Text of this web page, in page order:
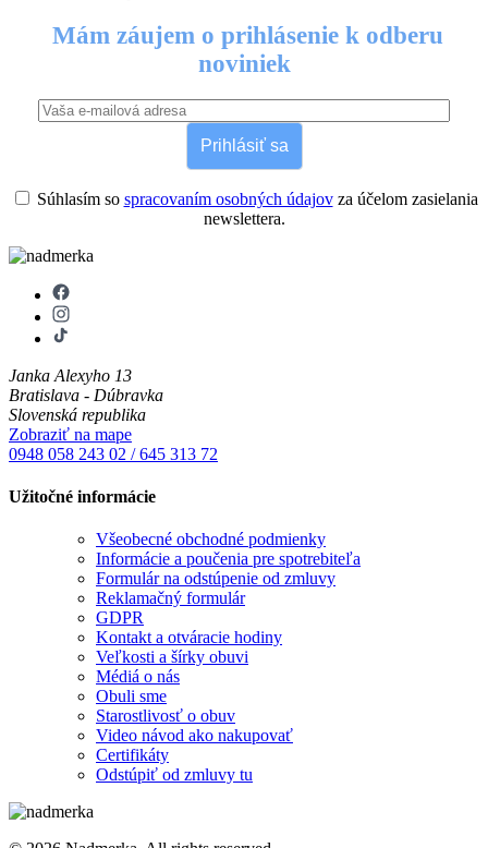
Mám záujem o prihlásenie k odberu
noviniek
Prihlásiť sa
Súhlasím so spracovaním osobných údajovza účelom zasielania
newslettera.
Janka Alexyho 13
Bratislava - Dúbravka
Slovenská republika
Zobraziť na mape
0948 058 243 02 / 645 313 72
Užitočné informácie
Všeobecné obchodné podmienky
Informácie a poučenia pre spotrebiteľa
Formulár na odstúpenie od zmluvy
Reklamačný formulár
GDPR
Kontakt a otváracie hodiny
Veľkosti a šírky obuvi
Médiá o nás
Obuli sme
Starostlivosť o obuv
Video návod ako nakupovať
Certifikáty
Odstúpiť od zmluvy tu